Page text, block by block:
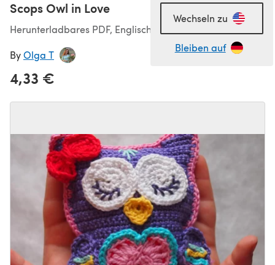
Wechseln zu
Bleiben auf
Scops Owl in Love
Herunterladbares PDF, Englisch
ByOlga T
4,33 €